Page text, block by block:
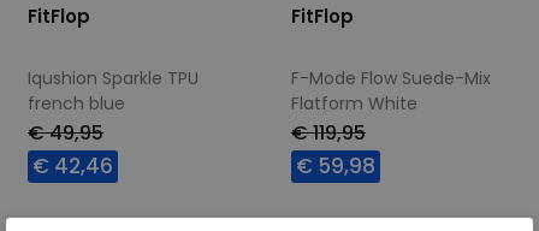
FitFlop
Iqushion Sparkle TPU
french blue
€ 49,95
€ 42,46
FitFlop
F-Mode Flow Suede-Mix
Flatform White
€ 119,95
€ 59,98